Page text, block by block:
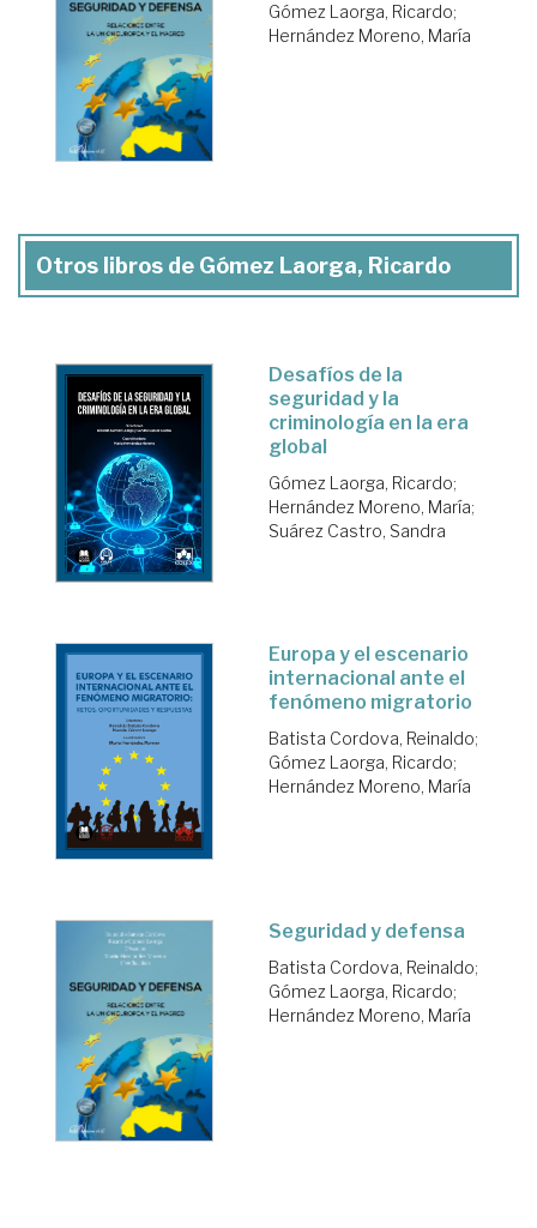
Gómez Laorga, Ricardo;
Hernández Moreno, María
Otros libros de Gómez Laorga, Ricardo
Desafíos de la
seguridad y la
criminología en la era
global
Gómez Laorga, Ricardo;
Hernández Moreno, María;
Suárez Castro, Sandra
Europa y el escenario
internacional ante el
fenómeno migratorio
Batista Cordova, Reinaldo;
Gómez Laorga, Ricardo;
Hernández Moreno, María
Seguridad y defensa
Batista Cordova, Reinaldo;
Gómez Laorga, Ricardo;
Hernández Moreno, María